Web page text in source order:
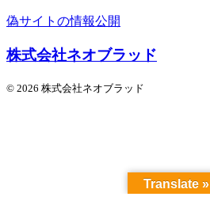
偽サイトの情報公開
株式会社ネオブラッド
© 2026 株式会社ネオブラッド
Translate »